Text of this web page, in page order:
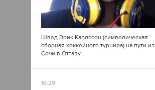
Швед Эрик Карлссон (символическая
сборная хоккейного турнира) на пути из
Сочи в Оттаву
16:29